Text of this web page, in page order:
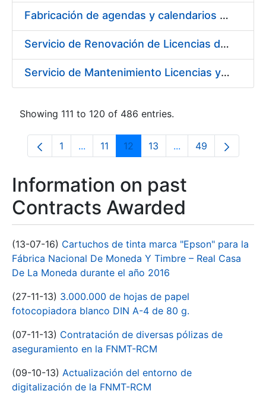
Fabricación de agendas y calendarios de la FNMT-RCM 2020
Servicio de Renovación de Licencias de Productos Autodesk
Servicio de Mantenimiento Licencias y Soporte a Implantación Liferay de CERES
Showing 111 to 120 of 486 entries.
Page
1 ...Intermediate Pages Use TAB to navigate.
Page
11 Page
12 Page
13 ...Intermediate
Page
49
Information on past
Contracts Awarded
(13-07-16) Cartuchos de tinta marca "Epson" para la
Fábrica Nacional De Moneda Y Timbre – Real Casa
De La Moneda durante el año 2016
(27-11-13) 3.000.000 de hojas de papel
fotocopiadora blanco DIN A-4 de 80 g.
(07-11-13) Contratación de diversas pólizas de
aseguramiento en la FNMT-RCM
(09-10-13) Actualización del entorno de
digitalización de la FNMT-RCM